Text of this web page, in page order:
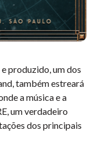
produzido, um dos
também estreará
a música e a
um verdadeiro
dos principais